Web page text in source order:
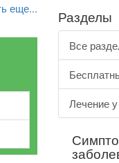
еще... Разделы
Все
Лечение